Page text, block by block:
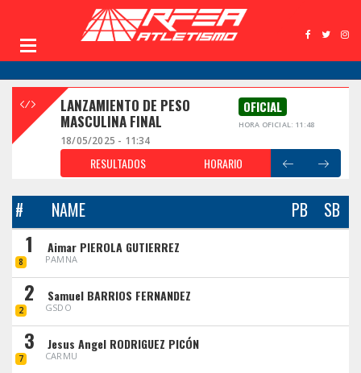
LANZAMIENTO DE PESO
MASCULINA FINAL
OFICIAL
HORA OFICIAL: 11:48
18/05/2025 - 11:34
RESULTADOS HORARIO
# NAME PB SB
1
8
Aimar PIEROLA GUTIERREZ
PAMNA
2
2
Samuel BARRIOS FERNANDEZ
GSDO
3
7
Jesus Angel RODRIGUEZ PICÓN
CARMU